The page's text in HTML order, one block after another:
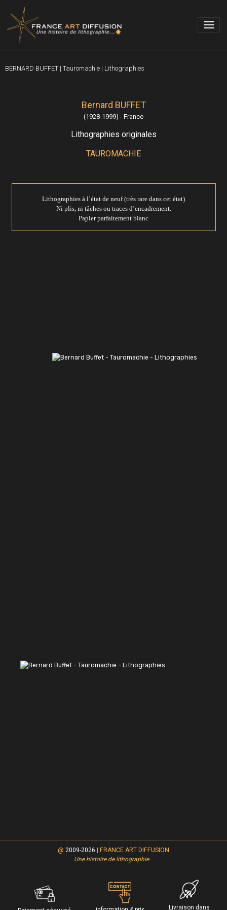
BERNARD BUFFET | Tauromachie | Lithographies
Bernard BUFFET
(1928-1999) - France
Lithographies originales
TAUROMACHIE
Lithographies à l’état de neuf (très rare dans cet état)
Ni plis, ni tâches ou traces d’encadrement.
Papier parfaitement blanc
@ 2009-2026
| FRANCE ART DIFFUSION
Une histoire de lithographie...
Livraison dans